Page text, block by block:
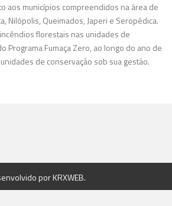
aos municípios compreendidos na área de
Nilópolis, Queimados, Japeri e Seropédica.
florestais nas unidades de
Programa Fumaça Zero, ao longo do ano de
de conservação sob sua gestão.
porKRXWEB.